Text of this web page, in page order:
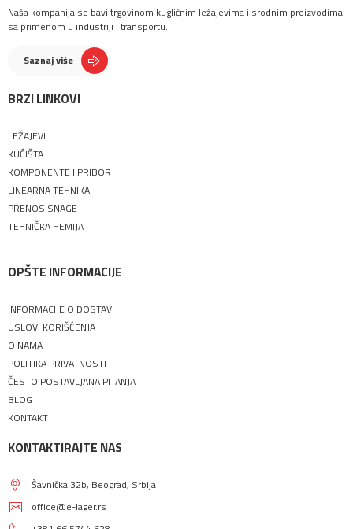
Naša kompanija se bavi trgovinom kugličnim ležajevima i srodnim proizvodima
sa primenom u industriji i transportu.
Saznaj više
BRZI LINKOVI
LEŽAJEVI
KUĆIŠTA
KOMPONENTE I PRIBOR
LINEARNA TEHNIKA
PRENOS SNAGE
TEHNIČKA HEMIJA
OPŠTE INFORMACIJE
INFORMACIJE O DOSTAVI
USLOVI KORIŠĆENJA
O NAMA
POLITIKA PRIVATNOSTI
ČESTO POSTAVLJANA PITANJA
BLOG
KONTAKT
KONTAKTIRAJTE NAS
Šavnička 32b, Beograd, Srbija
office@e-lager.rs